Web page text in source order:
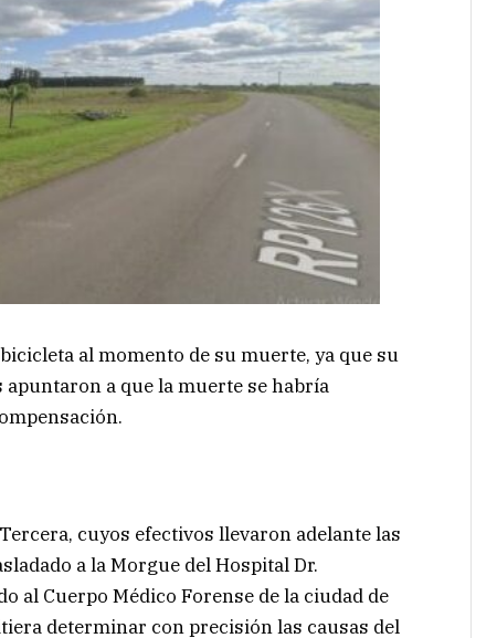
al momento de su muerte, ya que su
a que la muerte se habría
cuyos efectivos llevaron adelante las
a la Morgue del Hospital Dr.
al Cuerpo Médico Forense de la ciudad de
determinar con precisión las causas del